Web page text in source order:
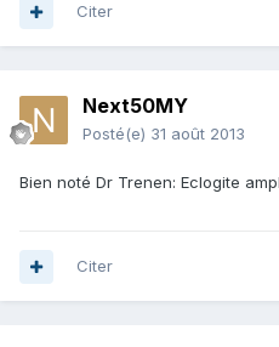
Citer
Next50MY
Posté(e) 31 août 2013
Bien noté Dr Trenen: Eclogite
Citer